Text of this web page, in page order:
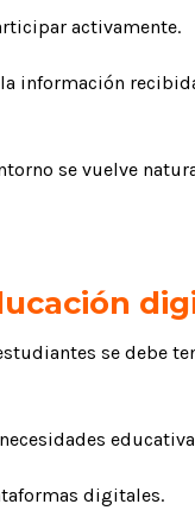
activamente.
información
se vuelve
se debe
digitales.